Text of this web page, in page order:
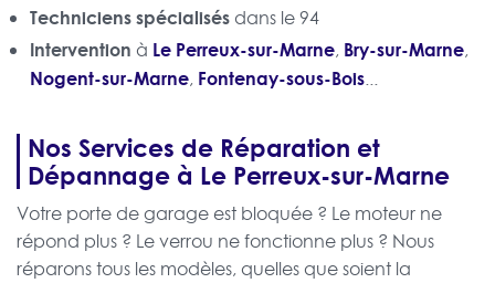
Techniciens spécialisés dans le 94
Intervention à Le Perreux-sur-Marne, Bry-sur-Marne,
Nogent-sur-Marne, Fontenay-sous-Bois...
Nos Services de Réparation et
Dépannage à Le Perreux-sur-Marne
Votre porte de garage est bloquée ? Le moteur ne
répond plus ? Le verrou ne fonctionne plus ? Nous
réparons tous les modèles, quelles que soient la